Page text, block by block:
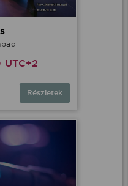
Részletek